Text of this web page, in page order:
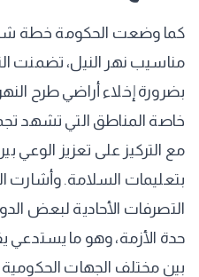
كما وضعت الحكومة خطة
مناسيب نهر النيل، تضمنت
بضرورة إخلاء أراضي طرح
خاصة المناطق التي تشهد
مع التركيز على تعزيز الوعي
بتعليمات السلامة. وأشارت
التصرفات الأحادية لبعض
حدة الأزمة، وهو ما يستدعي
بين مختلف الجهات